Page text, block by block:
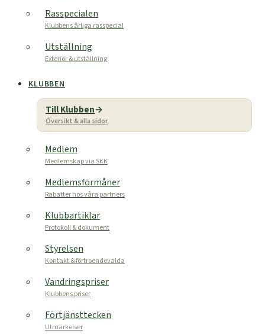
Rasspecialen
Klubbens årliga rasspecial
Utställning
Exteriör & utställning
KLUBBEN
Till Klubben
Översikt & alla sidor
Medlem
Medlemskap via SKK
Medlemsförmåner
Rabatter hos våra partners
Klubbartiklar
Protokoll & dokument
Styrelsen
Kontakt & förtroendevalda
Vandringspriser
Klubbens priser
Förtjänsttecken
Utmärkelser